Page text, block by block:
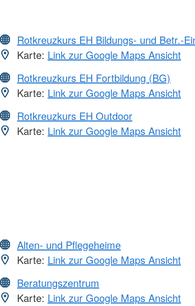
Rotkreuzkurs EH Bildungs- und Betr.-
Karte: Link zur Google Maps Ansicht
Rotkreuzkurs EH Fortbildung (BG)
Karte: Link zur Google Maps Ansicht
Rotkreuzkurs EH Outdoor
Karte: Link zur Google Maps Ansicht
Alten- und Pflegeheime
Karte: Link zur Google Maps Ansicht
Beratungszentrum
Karte: Link zur Google Maps Ansicht